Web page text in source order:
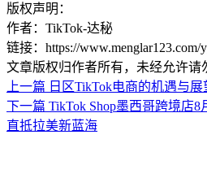
版权声明：
作者：TikTok-达秘
链接：https://www.menglar123.com/
文章版权归作者所有，未经允许请
上一篇 日区TikTok电商的机遇与展
下一篇 TikTok Shop墨西哥跨境店
直抵拉美新蓝海